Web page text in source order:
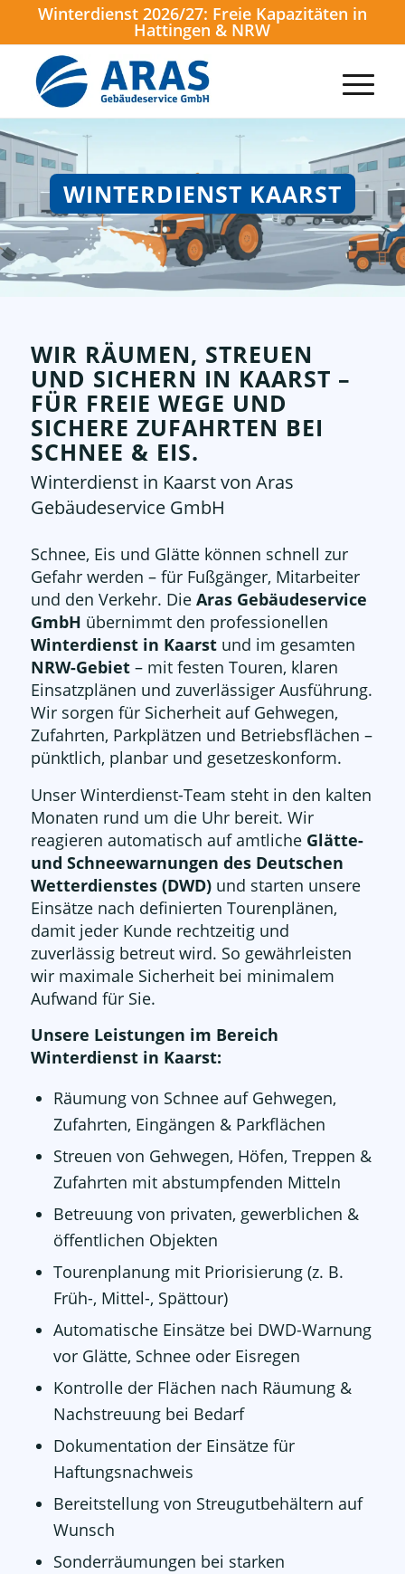
Winterdienst 2026/27: Freie Kapazitäten in
Hattingen & NRW
WINTERDIENST KAARST
WIR RÄUMEN, STREUEN
UND SICHERN IN KAARST –
FÜR FREIE WEGE UND
SICHERE ZUFAHRTEN BEI
SCHNEE & EIS.
Winterdienst in Kaarst von Aras
Gebäudeservice GmbH
Schnee, Eis und Glätte können schnell zur
Gefahr werden – für Fußgänger, Mitarbeiter
und den Verkehr. Die Aras Gebäudeservice
GmbH übernimmt den professionellen
Winterdienst in Kaarst und im gesamten
NRW-Gebiet– mit festen Touren, klaren
Einsatzplänen und zuverlässiger Ausführung.
Wir sorgen für Sicherheit auf Gehwegen,
Zufahrten, Parkplätzen und Betriebsflächen –
pünktlich, planbar und gesetzeskonform.
Unser Winterdienst-Team steht in den kalten
Monaten rund um die Uhr bereit. Wir
reagieren automatisch auf amtliche Glätte-
und Schneewarnungen des Deutschen
Wetterdienstes (DWD) und starten unsere
Einsätze nach definierten Tourenplänen,
damit jeder Kunde rechtzeitig und
zuverlässig betreut wird. So gewährleisten
wir maximale Sicherheit bei minimalem
Aufwand für Sie.
Unsere Leistungen im Bereich
Winterdienst in Kaarst:
Räumung von Schnee auf Gehwegen,
Zufahrten, Eingängen & Parkflächen
Streuen von Gehwegen, Höfen, Treppen &
Zufahrten mit abstumpfenden Mitteln
Betreuung von privaten, gewerblichen &
öffentlichen Objekten
Tourenplanung mit Priorisierung (z. B.
Früh-, Mittel-, Spättour)
Automatische Einsätze bei DWD-Warnung
vor Glätte, Schnee oder Eisregen
Kontrolle der Flächen nach Räumung &
Nachstreuung bei Bedarf
Dokumentation der Einsätze für
Haftungsnachweis
Bereitstellung von Streugutbehältern auf
Wunsch
Sonderräumungen bei starken